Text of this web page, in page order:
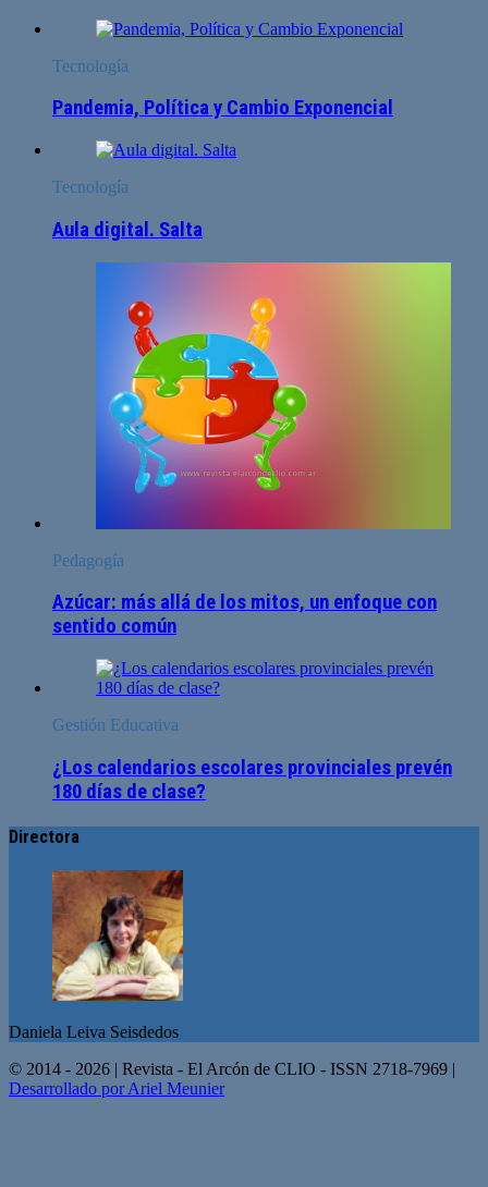
Tecnología
Pandemia, Política y Cambio Exponencial
Tecnología
Aula digital. Salta
Pedagogía
Azúcar: más allá de los mitos, un enfoque con
sentido común
Gestión Educativa
¿Los calendarios escolares provinciales prevén
180 días de clase?
Directora
Daniela Leiva Seisdedos
© 2014 - 2026 | Revista - El Arcón de CLIO - ISSN 2718-7969 |
Desarrollado por Ariel Meunier